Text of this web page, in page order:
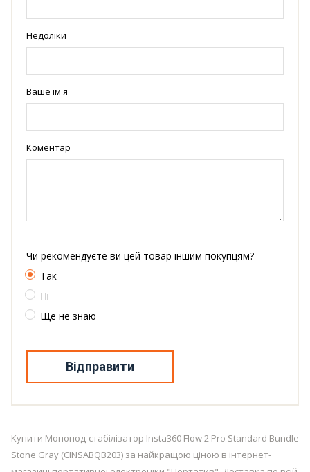
Недоліки
Ваше ім'я
Коментар
Чи рекомендуєте ви цей товар іншим покупцям?
Так
Ні
Ще не знаю
Відправити
Купити Монопод-стабілізатор Insta360 Flow 2 Pro Standard Bundle
Stone Gray (CINSABQB203) за найкращою ціною в інтернет-